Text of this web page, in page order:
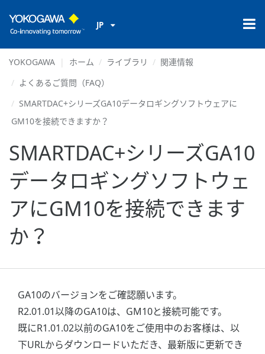
JP
YOKOGAWA ホーム ライブラリ
関連情報
よくあるご質問（FAQ）
SMARTDAC+シリーズGA10データロギングソフトウェアに
GM10を接続できますか？
SMARTDAC+シリーズGA10
データロギングソフトウェ
アにGM10を接続できます
か？
GA10のバージョンをご確認願います。
R2.01.01以降のGA10は、GM10と接続可能です。
既にR1.01.02以前のGA10をご使用中のお客様は、以
下URLからダウンロードいただき、最新版に更新でき